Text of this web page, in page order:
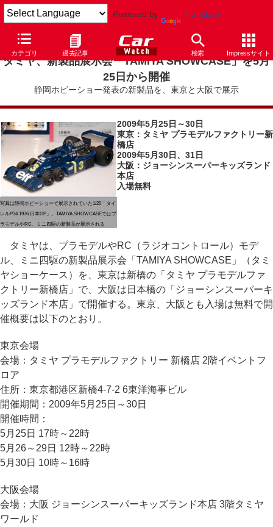
Powered by Translate
カテゴリ 過去記事 検索 Impressサイト
タミヤ、新製品展示会「TAMIYA SHOWCASE」を5月
25日から開催
静岡ホビーショー発表の新製品を、東京と大阪で展示
写真は静岡ホビーショーで展示されていた1/20「タイ
レルP34 1976 日本GP」。TAMIYA SHOWCASEではプ
ラモデルやRC、ミニ四駆の新製品が展示される
2009年5月25日～30日
東京：タミヤ プラモデルファクトリー新
橋店
2009年5月30日、31日
大阪： ジョーシンスーパーキッズランド
本店
入場無料
タミヤは、プラモデルやRC（ラジオコントロール）モデ
ル、ミニ四駆の新製品展示会「TAMIYA SHOWCASE」（タミ
ヤショーケース）を、東京は新橋の「タミヤ プラモデルファ
クトリー新橋店」で、大阪は日本橋の「ジョーシンスーパーキ
ッズランド本店」で開催する。東京、大阪とも入場は無料で開
催概要は以下のとおり。
東京会場
会場：タミヤ プラモデルファクトリー 新橋店 2階イベントフ
ロア
住所：東京都港区新橋4-7-2 6東洋海事ビル
開催期間：2009年5月25日～30日
開催時間：
5月25日 17時～22時
5月26～29日 12時～22時
5月30日 10時～16時
大阪会場
会場：大阪 ジョーシンスーパーキッズランド本店 3階タミヤ
ワールド